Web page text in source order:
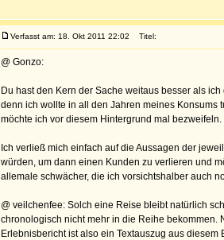
Verfasst am: 18. Okt 2011 22:02 Titel:
@ Gonzo:
Du hast den Kern der Sache weitaus besser als
denn ich wollte in all den Jahren meines Konsums
möchte ich vor diesem Hintergrund mal bezweifeln.
Ich verließ mich einfach auf die Aussagen der
würden, um dann einen Kunden zu verlieren und
allemale schwächer, die ich vorsichtshalber auch
@ veilchenfee: Solch eine Reise bleibt natürlich
chronologisch nicht mehr in die Reihe bekommen.
Erlebnisbericht ist also ein Textauszug aus diesem